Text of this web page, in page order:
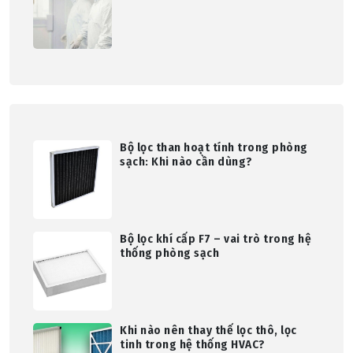
Bộ lọc than hoạt tính trong phòng
sạch: Khi nào cần dùng?
Bộ lọc khí cấp F7 – vai trò trong hệ
thống phòng sạch
Khi nào nên thay thế lọc thô, lọc
tinh trong hệ thống HVAC?